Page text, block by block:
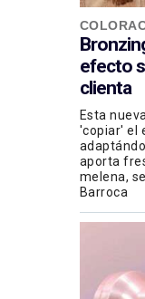
efecto
clienta
Esta
'copiar' el
aporta
melena,
Barroca